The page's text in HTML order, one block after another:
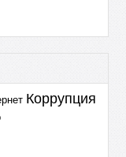
Коррупция